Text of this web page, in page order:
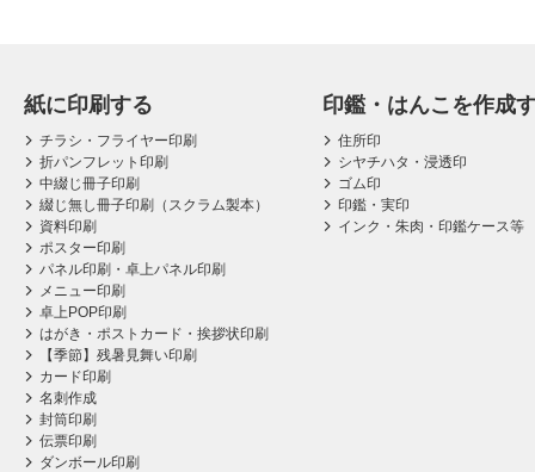
紙に印刷する
チラシ・フライヤー印刷
折パンフレット印刷
中綴じ冊子印刷
綴じ無し冊子印刷（スクラム製本）
資料印刷
ポスター印刷
パネル印刷・卓上パネル印刷
メニュー印刷
卓上POP印刷
はがき・ポストカード・挨拶状印刷
【季節】残暑見舞い印刷
カード印刷
名刺作成
封筒印刷
伝票印刷
ダンボール印刷
印鑑・はんこを作成
住所印
シヤチハタ・浸透印
ゴム印
印鑑・実印
インク・朱肉・印鑑ケース等